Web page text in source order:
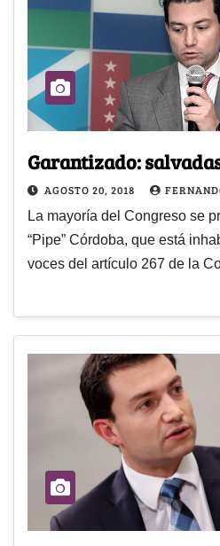
Garantizado:
AGOSTO 20, 2018
La mayoría del Congreso se
“Pipe” Córdoba, que está
voces del artículo 267 de la